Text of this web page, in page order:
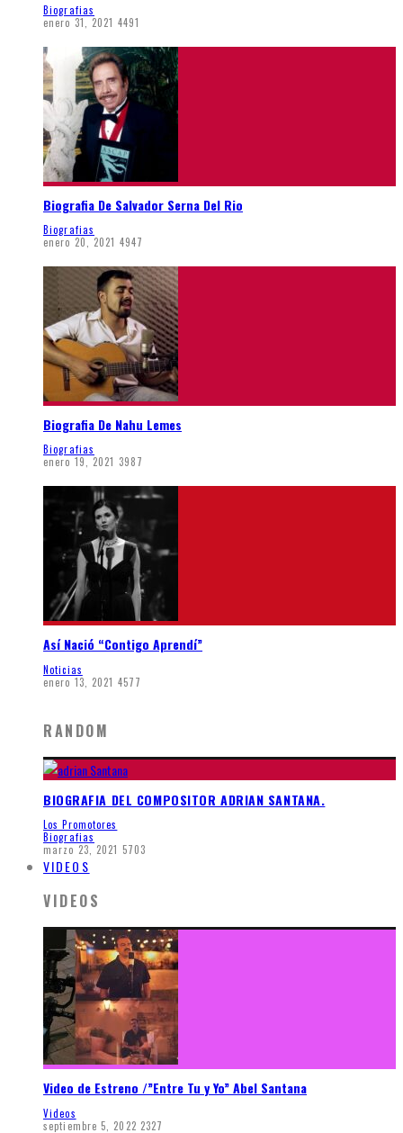
Biografias
enero 31, 2021 4491
Biografia De Salvador Serna Del Rio
Biografias
enero 20, 2021 4947
Biografia De Nahu Lemes
Biografias
enero 19, 2021 3987
Así Nació “Contigo Aprendí”
Noticias
enero 13, 2021 4577
RANDOM
BIOGRAFIA DEL COMPOSITOR ADRIAN SANTANA.
Los Promotores
Biografias
marzo 23, 2021 5703
VIDEOS
VIDEOS
Video de Estreno /”Entre Tu y Yo” Abel Santana
Videos
septiembre 5, 2022 2327